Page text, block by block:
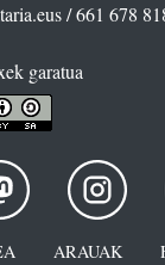
/ 661 678
garatua
ARAUAK